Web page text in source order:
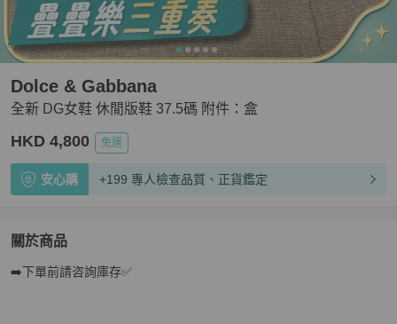
全新 DG女鞋 休閒版鞋 37.5碼 附件：盒
Dolce & Gabbana
HKD 4,800 免運
安心購 +199 專人檢查品質、正貨鑑定
關於商品
關於全新 DG女鞋 休閒版鞋 37.5碼 附件：盒
➡️下單前請咨詢庫存✅